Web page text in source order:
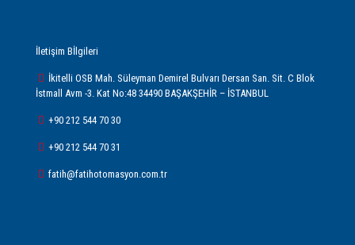
İletişim Bİlgileri
İkitelli OSB Mah. Süleyman Demirel Bulvarı Dersan San. Sit. C Blok
İstmall Avm -3. Kat No:48 34490 BAŞAKŞEHİR – İSTANBUL
+90 212 544 70 30
+90 212 544 70 31
fatih@fatihotomasyon.com.tr